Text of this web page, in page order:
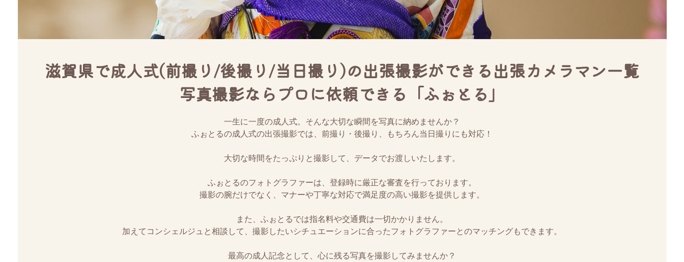
滋賀県で成人式(前撮り/後撮り/当日撮り)の出張撮影ができる出張カメラマン一覧
写真撮影ならプロに依頼できる「ふぉとる」
一生に一度の成人式。そんな大切な瞬間を写真に納めませんか？
ふぉとるの成人式の出張撮影では、前撮り・後撮り、もちろん当日撮りにも対応！
大切な時間をたっぷりと撮影して、データでお渡しいたします。
ふぉとるのフォトグラファーは、登録時に厳正な審査を行っております。
撮影の腕だけでなく、マナーや丁寧な対応で満足度の高い撮影を提供します。
また、ふぉとるでは指名料や交通費は一切かかりません。
加えてコンシェルジュと相談して、撮影したいシチュエーションに合ったフォトグラファーとのマッチングもできます。
最高の成人記念として、心に残る写真を撮影してみませんか？